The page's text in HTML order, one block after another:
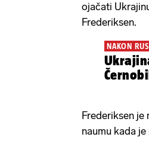
ojačati
Frederiksen.
NAKON
Frederiksen
naumu kada